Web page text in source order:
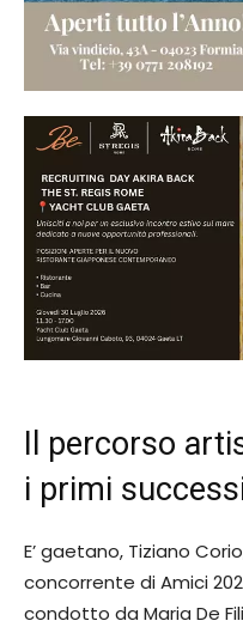
Il percorso
i primi
E’ gaetano, Tiziano
concorrente di Amici
condotto da Maria De